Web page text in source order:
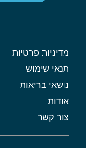
מדיניות פרטיות
תנאי שימוש
נושאי בריאות
אודות
צור קשר